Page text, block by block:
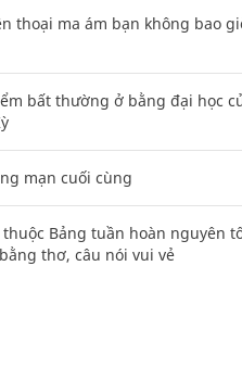
thoại ma ám bạn không bao
bất thường ở bằng đại học
mạn cuối cùng
thuộc Bảng tuần hoàn nguyên
thơ, câu nói vui vẻ